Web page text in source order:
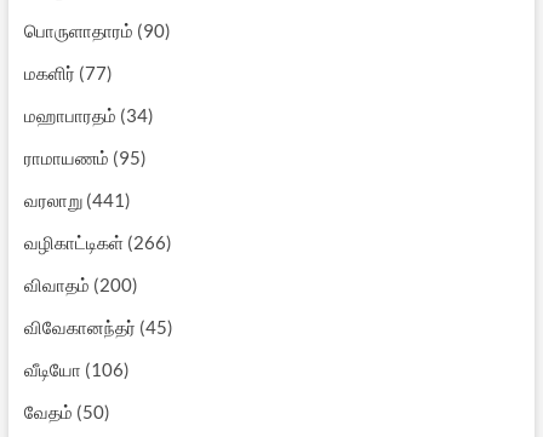
பொருளாதாரம் (90)
மகளிர் (77)
மஹாபாரதம் (34)
ராமாயணம் (95)
வரலாறு(441)
வழிகாட்டிகள்(266)
விவாதம் (200)
விவேகானந்தர் (45)
வீடியோ (106)
வேதம் (50)